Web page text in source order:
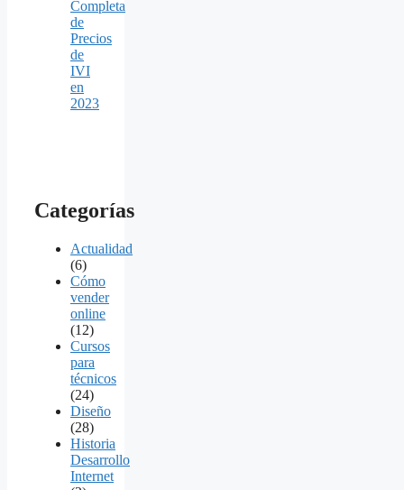
Completa
de
Precios
de
IVI
en
2023
Categorías
Actualidad
(6)
Cómo
vender
online
(12)
Cursos
para
técnicos
(24)
Diseño
(28)
Historia
Desarrollo
Internet